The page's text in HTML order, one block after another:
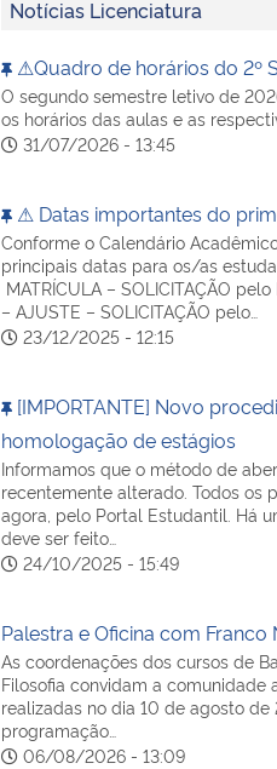
Notícias Licenciatura
⚠Quadro de horários do 2º
O segundo semestre letivo de
os horários das aulas e as
31/07/2026 - 13:45
⚠ Datas importantes do
Conforme o Calendário
principais datas para os/as
MATRÍCULA – SOLICITAÇÃO
– AJUSTE – SOLICITAÇÃO pelo…
23/12/2025 - 12:15
[IMPORTANTE] Novo
homologação de estágios
Informamos que o método de
recentemente alterado. Todos os
agora, pelo Portal Estudantil. Há
deve ser feito…
24/10/2025 - 15:49
Palestra e Oficina com Franco
As coordenações dos cursos de
Filosofia convidam a comunidade
realizadas no dia 10 de agosto
programação…
06/08/2026 - 13:09